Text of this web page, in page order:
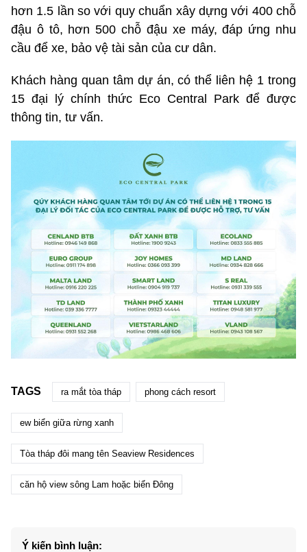
hơn 1.5 lần so với quy chuẩn xây dựng với 400 chỗ
đậu ô tô, hơn 500 chỗ đậu xe máy, đáp ứng nhu
cầu để xe, bảo vệ tài sản của cư dân.
Khách hàng quan tâm dự án, có thể liên hệ 1 trong
15 đại lý chính thức Eco Central Park để được
thông tin, tư vấn.
TAGS ra mắt tòa tháp phong cách resort
ew biển giữa rừng xanh
Tòa tháp đôi mang tên Seaview Residences
căn hộ view sông Lam hoặc biển Đông
Ý kiến bình luận: